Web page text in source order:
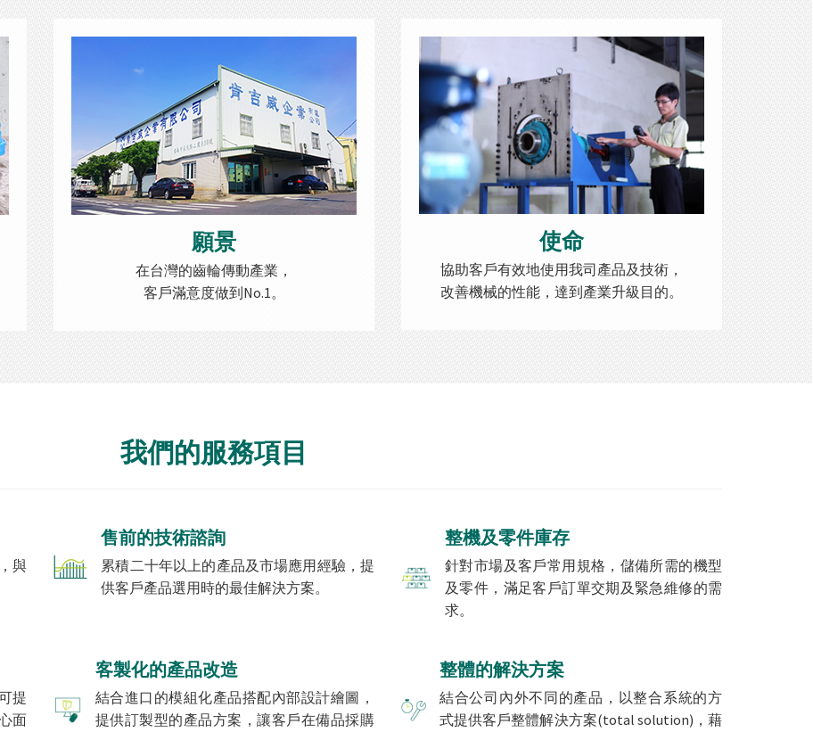
願景
在台灣的齒輪傳動產業，
客戶滿意度做到No.1。
使命
協助客戶有效地使用我司產品及技術，
改善機械的性能，達到產業升級目的。
我們的服務項目
與
售前的技術諮詢
累積二十年以上的產品及市場應用經驗，提
供客戶產品選用時的最佳解決方案。
整機及零件庫存
針對市場及客戶常用規格，儲備所需的機型
及零件，滿足客戶訂單交期及緊急維修的需
求。
提
面
客製化的產品改造
結合進口的模組化產品搭配內部設計繪圖，
提供訂製型的產品方案，讓客戶在備品採購
整體的解決方案
結合公司內外不同的產品，以整合系統的方
式提供客戶整體解決方案(total solution)，藉